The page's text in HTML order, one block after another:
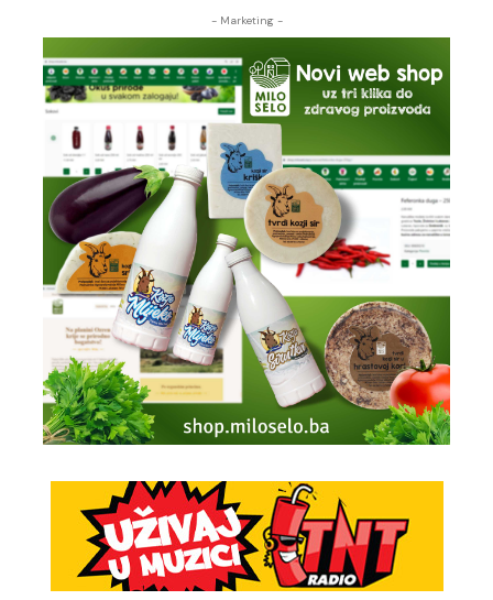
- Marketing -